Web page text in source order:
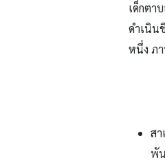
เด็กตา
ดำเนิน
หนึ่ง ภ
ส
พั